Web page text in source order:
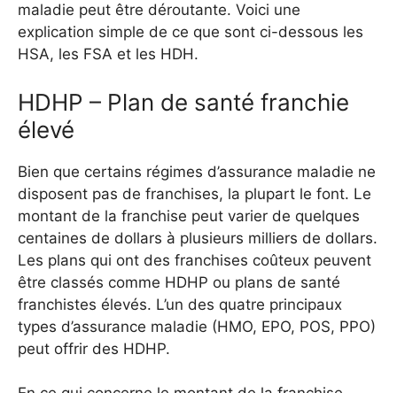
maladie peut être déroutante. Voici une
explication simple de ce que sont ci-dessous les
HSA, les FSA et les HDH.
HDHP – Plan de santé franchie
élevé
Bien que certains régimes d’assurance maladie ne
disposent pas de franchises, la plupart le font. Le
montant de la franchise peut varier de quelques
centaines de dollars à plusieurs milliers de dollars.
Les plans qui ont des franchises coûteux peuvent
être classés comme HDHP ou plans de santé
franchistes élevés. L’un des quatre principaux
types d’assurance maladie (HMO, EPO, POS, PPO)
peut offrir des HDHP.